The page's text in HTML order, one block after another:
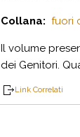
Collana: fuori
Il volume
dei Genitori.
Link Correlati